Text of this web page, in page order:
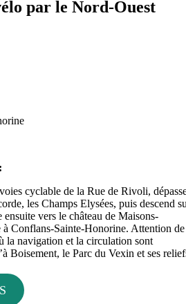
par le Nord-Ouest
cyclable de la Rue de Rivoli,
les Champs Elysées, puis descend
vers le château de Maisons-
à Conflans-Sainte-Honorine. Attention de
la navigation et la circulation sont
Boisement, le Parc du Vexin et ses